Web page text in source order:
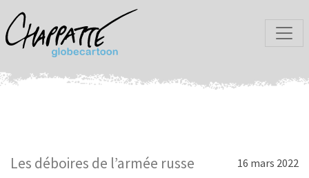
Les déboires de l’armée russe 16 mars 2022